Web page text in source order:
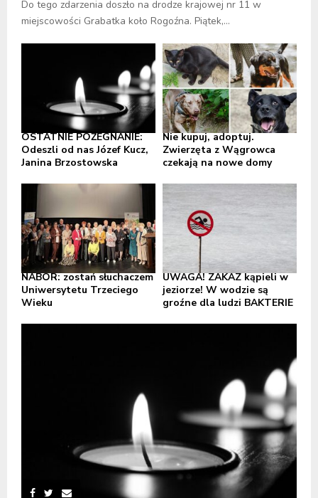
Do tego zdarzenia doszło na drodze krajowej nr 11 w
miejscowości Grabatka koło Rogoźna. Piątek,...
OSTATNIE POŻEGNANIE:
Odeszli od nas Józef Kucz,
Janina Brzostowska
Nie kupuj, adoptuj.
Zwierzęta z Wągrowca
czekają na nowe domy
NABÓR: zostań słuchaczem
Uniwersytetu Trzeciego
Wieku
UWAGA! ZAKAZ kąpieli w
jeziorze! W wodzie są
groźne dla ludzi BAKTERIE